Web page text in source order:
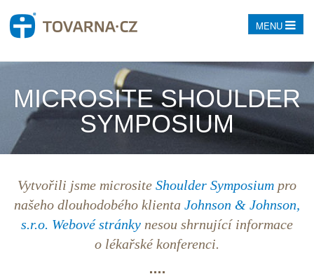
MENU
MICROSITE SHOULDER
SYMPOSIUM
Vytvořili jsme microsite Shoulder Symposium pro
našeho dlouhodobého klienta Johnson & Johnson,
s.r.o. Webové stránky nesou shrnující informace
o lékařské konferenci.